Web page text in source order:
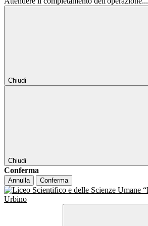
Chiudi
Chiudi
Conferma
Annulla Conferma